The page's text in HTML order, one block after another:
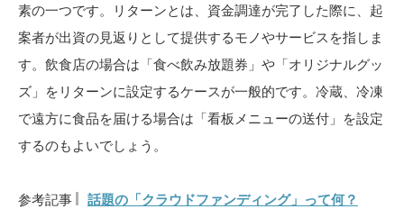
素の一つです。リターンとは、資金調達が完了した際に、起
案者が出資の見返りとして提供するモノやサービスを指しま
す。飲食店の場合は「食べ飲み放題券」や「オリジナルグッ
ズ」をリターンに設定するケースが一般的です。冷蔵、冷凍
で遠方に食品を届ける場合は「看板メニューの送付」を設定
するのもよいでしょう。
参考記事 話題の「クラウドファンディング」って何？